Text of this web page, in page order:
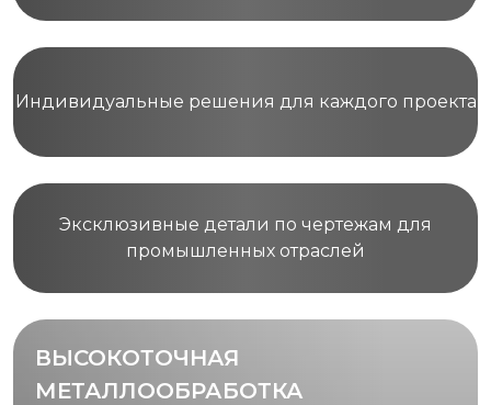
Индивидуальные решения для каждого проекта
Эксклюзивные детали по чертежам для
промышленных отраслей
ВЫСОКОТОЧНАЯ
МЕТАЛЛООБРАБОТКА